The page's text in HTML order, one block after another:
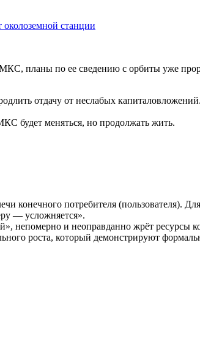
околоземной станции
планы по ее сведению с орбиты уже
отдачу от неслабых
будет меняться, но продолжать жить.
конечного потребителя (пользователя).
— усложняется».
непомерно и неоправданно жрёт
роста, который демонстрируют